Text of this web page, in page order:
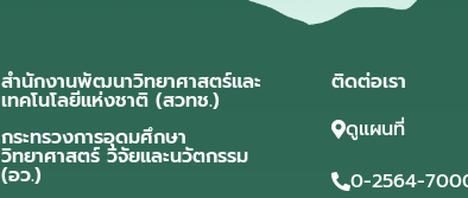
สำนักงานพัฒนาวิทยาศาสตร์และ
เทคโนโลยีแห่งชาติ (สวทช.)
กระทรวงการอุดมศึกษา
วิทยาศาสตร์ วิจัยและนวัตกรรม
(อว.)
ติดต่อเรา
ดูแผนที่
0-2564-